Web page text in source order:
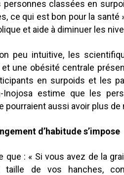
personnes classées en
ce qui est bon pour la
et aide à diminuer les
peu intuitive, les
et une obésité centrale
en surpoids et les
Inojosa estime que les
pourraient aussi avoir plus
d’habitude s’impose
que : « Si vous avez de la
taille de vos hanches,